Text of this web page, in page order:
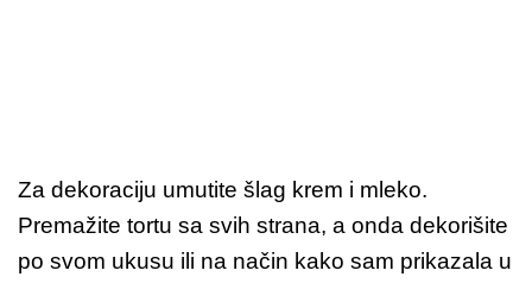
Za dekoraciju umutite šlag krem i mleko.
Premažite tortu sa svih strana, a onda dekorišite
po svom ukusu ili na način kako sam prikazala u